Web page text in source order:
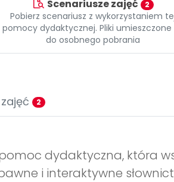
Scenariusze zajęć 2
Pobierz scenariusz z wykorzystaniem
pomocy dydaktycznej. Pliki umieszczone
do osobnego pobrania
2
dydaktyczna, która
i interaktywne